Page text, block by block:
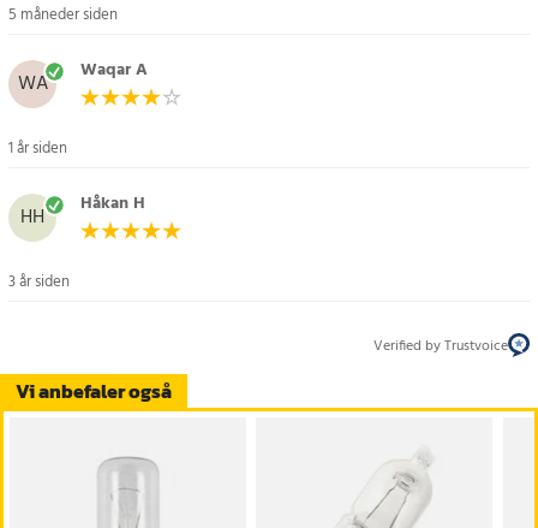
Vi anbefaler også
5 måneder siden
WA Waqar A
1 år siden
HH Håkan H
3 år siden
Verified by Trustvoice